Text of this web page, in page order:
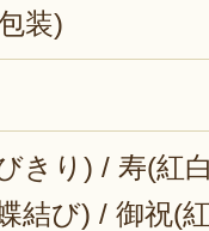
装)
きり) / 寿(紅
結び) / 御祝(